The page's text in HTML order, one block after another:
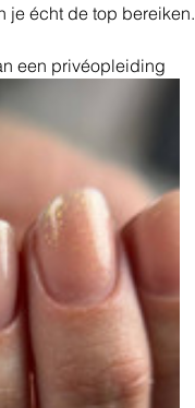
je écht de top bereiken.
een privéopleiding